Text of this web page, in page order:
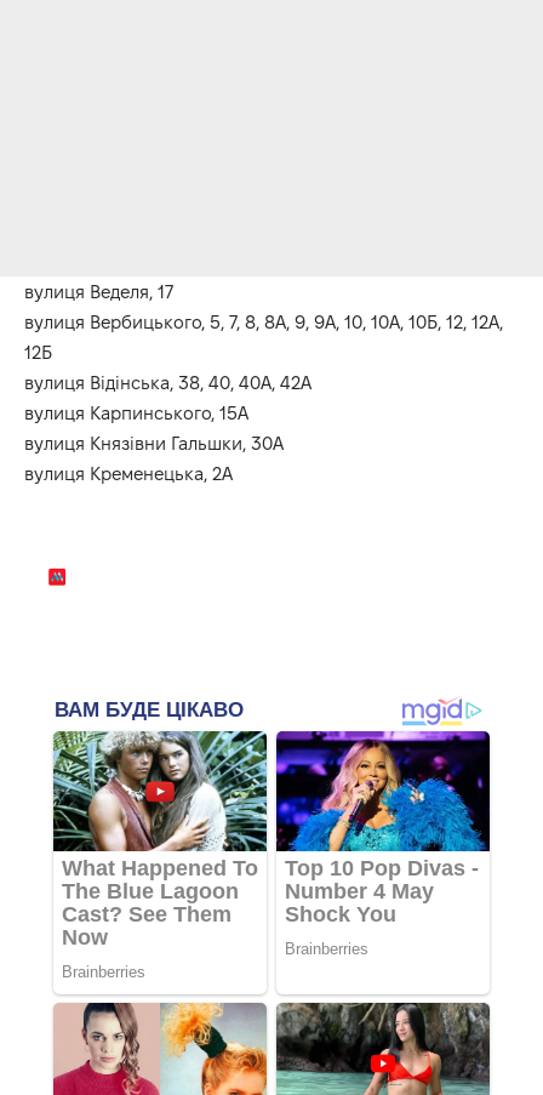
вулиця Веделя, 17
вулиця Вербицького, 5, 7, 8, 8А, 9, 9А, 10, 10А, 10Б, 12, 12А,
12Б
вулиця Відінська, 38, 40, 40А, 42А
вулиця Карпинського, 15А
вулиця Князівни Гальшки, 30А
вулиця Кременецька, 2А